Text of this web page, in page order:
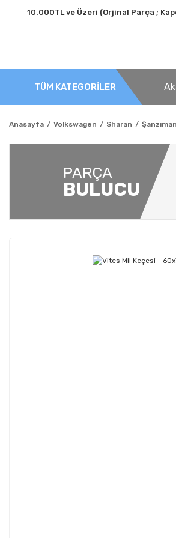
10.000TL ve Üzeri (Orjinal Parça ;
TÜM KATEGORİLER
Anasayfa Volkswagen Sharan
PARÇA
BULUCU